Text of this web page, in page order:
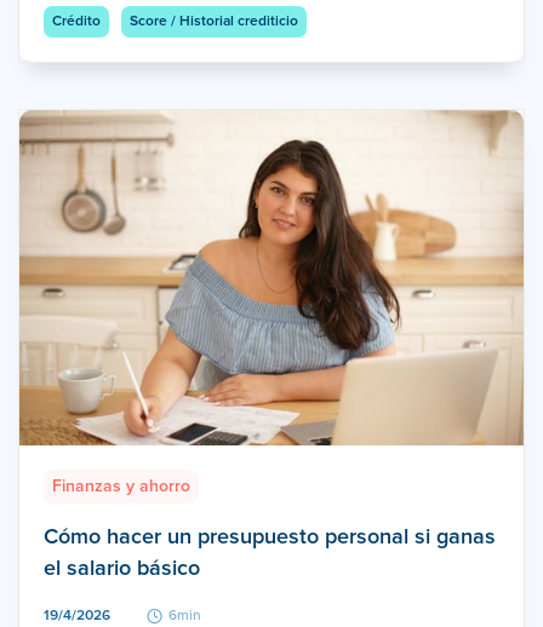
Crédito Score / Historial crediticio
Finanzas y ahorro
Cómo hacer un presupuesto personal si ganas
el salario básico
19/4/2026 6min